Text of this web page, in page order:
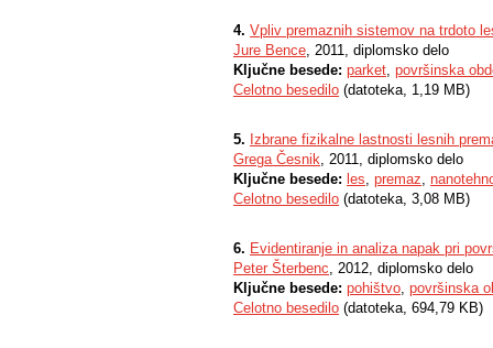
4. Vpliv premaznih sistemov na trdoto
Jure Bence, 2011, diplomsko delo
Ključne besede: parket, površinska
Celotno besedilo (datoteka, 1,19 MB)
5. Izbrane fizikalne lastnosti lesnih
Grega Česnik, 2011, diplomsko delo
Ključne besede: les, premaz,
Celotno besedilo (datoteka, 3,08 MB)
6. Evidentiranje in analiza napak pri
Peter Šterbenc, 2012, diplomsko delo
Ključne besede: pohištvo, površinska
Celotno besedilo (datoteka, 694,79 KB)